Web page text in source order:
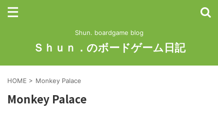
Shun. boardgame blog
Ｓｈｕｎ．のボードゲーム日記
HOME > Monkey Palace
Monkey Palace